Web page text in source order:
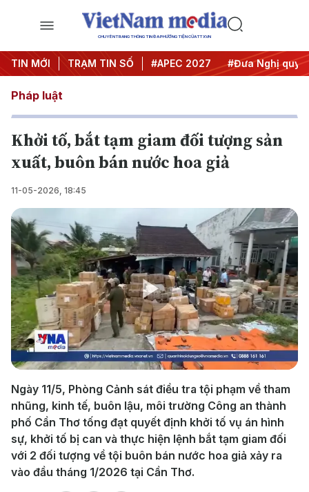
CHUYÊN TRANG THÔNG TIN ĐA PHƯƠNG TIỆN CỦA TTXVN
TIN MỚI TRẠM TIN SỐ
#Hội nghị Trung ương 3 #APEC 2027 #Đưa Nghị quyết
Pháp luật
Khởi tố, bắt tạm giam đối tượng sản
xuất, buôn bán nước hoa giả
11-05-2026, 18:45
Play
Video
Ngày 11/5, Phòng Cảnh sát điều tra tội phạm về tham
nhũng, kinh tế, buôn lậu, môi trường Công an thành
phố Cần Thơ tống đạt quyết định khởi tố vụ án hình
sự, khởi tố bị can và thực hiện lệnh bắt tạm giam đối
với 2 đối tượng về tội buôn bán nước hoa giả xảy ra
vào đầu tháng 1/2026 tại Cần Thơ.